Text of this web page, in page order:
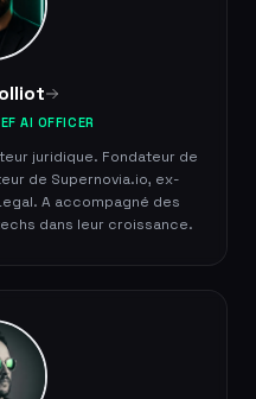
AI OFFICER
juridique. Fondateur de
de Supernovia.io, ex-
A accompagné des
dans leur croissance.